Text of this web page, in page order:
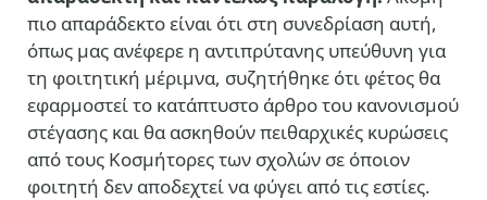
πιο απαράδεκτο είναι ότι στη συνεδρίαση αυτή,
όπως μας ανέφερε η αντιπρύτανης υπεύθυνη για
τη φοιτητική μέριμνα, συζητήθηκε ότι φέτος θα
εφαρμοστεί το κατάπτυστο άρθρο του κανονισμού
στέγασης και θα ασκηθούν πειθαρχικές κυρώσεις
από τους Κοσμήτορες των σχολών σε όποιον
φοιτητή δεν αποδεχτεί να φύγει από τις εστίες.